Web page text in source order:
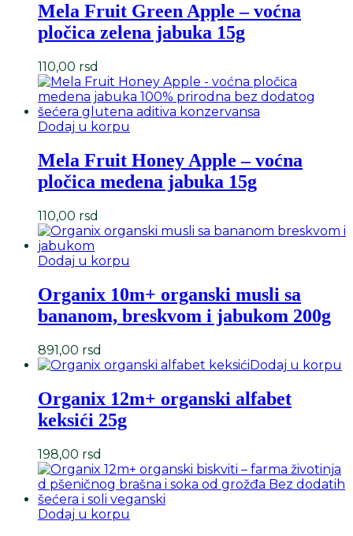
Mela Fruit Green Apple – voćna
pločica zelena jabuka 15g
110,00 rsd
Dodaj u korpu
Mela Fruit Honey Apple – voćna
pločica medena jabuka 15g
110,00 rsd
Dodaj u korpu
Organix 10m+ organski musli sa
bananom, breskvom i jabukom 200g
891,00 rsd
Dodaj u korpu
Organix 12m+ organski alfabet
keksići 25g
198,00 rsd
Dodaj u korpu